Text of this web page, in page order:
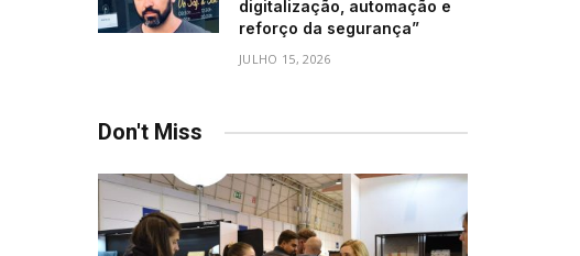
digitalização, automação e
reforço da segurança”
JULHO 15, 2026
Don't Miss